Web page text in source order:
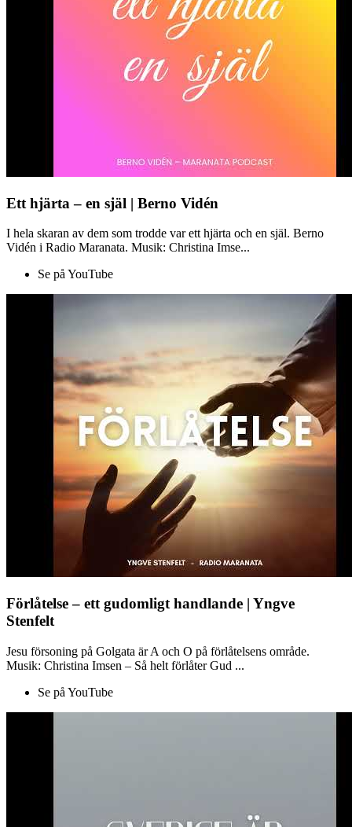
Ett hjärta – en själ | Berno Vidén
I hela skaran av dem som trodde var ett hjärta och en själ. Berno
Vidén i Radio Maranata. Musik: Christina Imse...
Se på YouTube
Förlåtelse – ett gudomligt handlande | Yngve
Stenfelt
Jesu försoning på Golgata är A och O på förlåtelsens område.
Musik: Christina Imsen – Så helt förlåter Gud ...
Se på YouTube